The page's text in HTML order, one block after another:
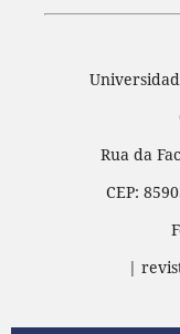
Rua da
CEP:
|